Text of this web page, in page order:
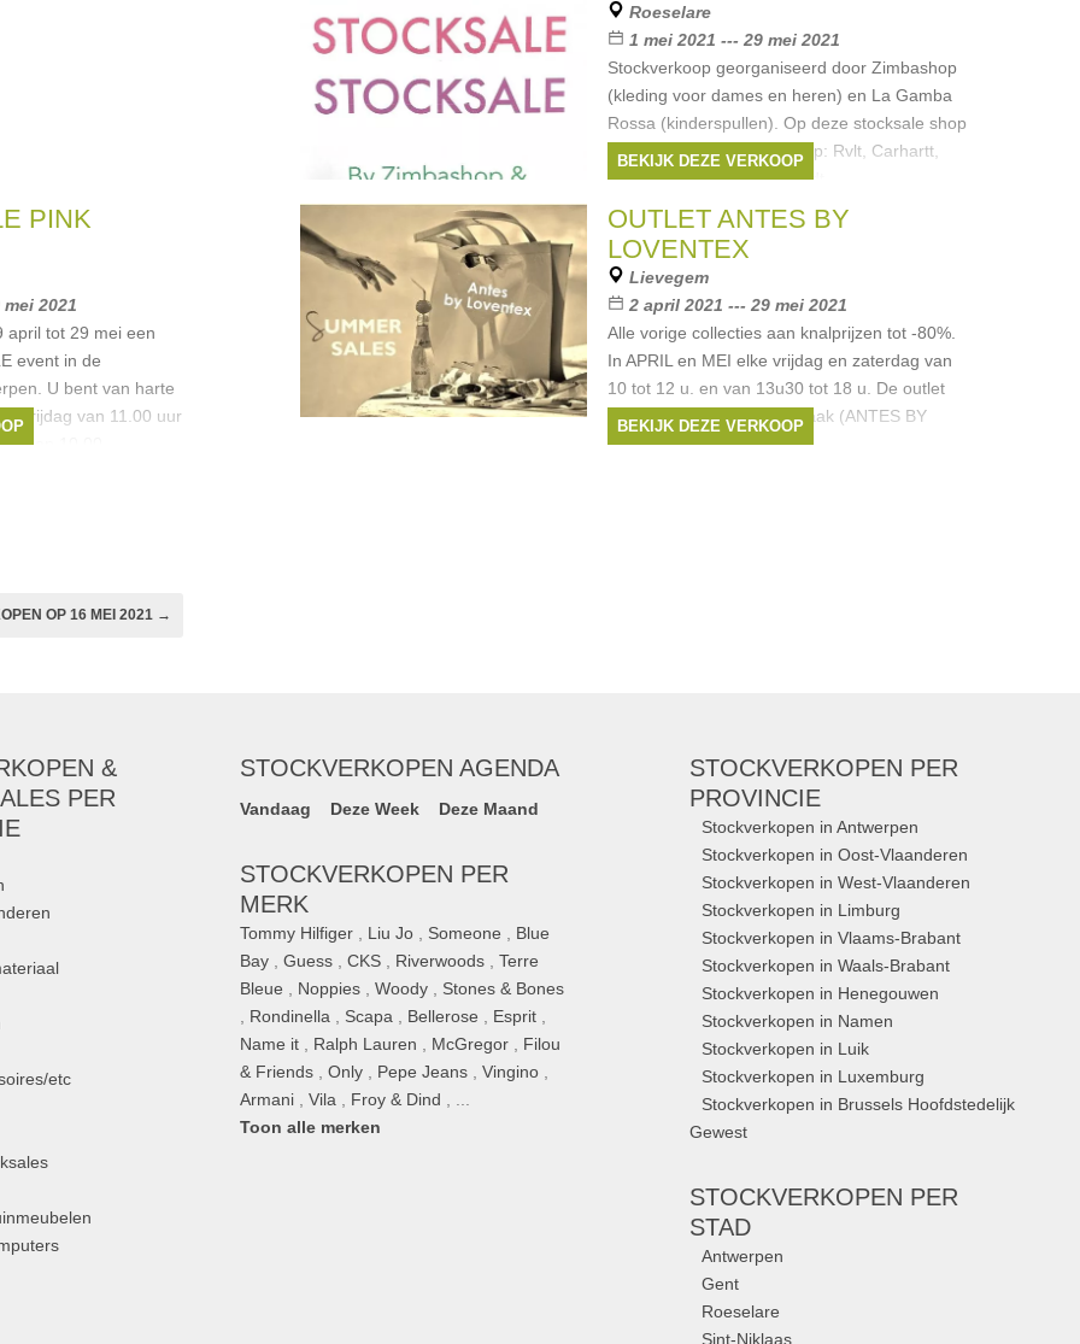
Roeselare
1 mei 2021 --- 29 mei 2021
Stockverkoop georganiseerd door Zimbashop
(kleding voor dames en heren) en La Gamba
Rossa (kinderspullen). Op deze stocksale shop
je merken zoals: Zimbashop: Rvlt, Carhartt,
Dickies, Element, Anerkjendt,
Merken:Lee ,Ichi,MbyM , VANS
CARHARTT , ...
BEKIJK DEZE VERKOOP
PINK
2021
april tot 29 mei een
event in de
U bent van harte
vrijdag van 11.00 uur
van 10.00
OUTLET ANTES BY
LOVENTEX
Lievegem
2 april 2021 --- 29 mei 2021
Alle vorige collecties aan knalprijzen tot -80%.
In APRIL en MEI elke vrijdag en zaterdag van
10 tot 12 u. en van 13u30 tot 18 u. De outlet
bevindt zich achter onze zaak (ANTES BY
LOVENTEX) adres: Grote
BEKIJK DEZE VERKOOP
OP 16 MEI 2021 →
&
PER
etc
STOCKVERKOPEN AGENDA
Vandaag Deze Week Deze Maand
STOCKVERKOPEN PER
MERK
Tommy Hilfiger Liu Jo Someone
Blue
Bay ,Guess ,CKS Riverwoods ,Terre
Bleue
Noppies ,Woody
Stones & Bones
Rondinella Scapa Bellerose Esprit
Name it
Ralph Lauren McGregor
Filou
& Friends ,Only Pepe Jeans ,Vingino
Armani ,Vila Froy & Dind
Toon alle merken
STOCKVERKOPEN PER
PROVINCIE
Stockverkopen in Antwerpen
Stockverkopen in Oost-Vlaanderen
Stockverkopen in West-Vlaanderen
Stockverkopen in Limburg
Stockverkopen in Vlaams-Brabant
Stockverkopen in Waals-Brabant
Stockverkopen in Henegouwen
Stockverkopen in Namen
Stockverkopen in Luik
Stockverkopen in Luxemburg
Stockverkopen in Brussels Hoofdstedelijk
Gewest
STOCKVERKOPEN PER
STAD
Antwerpen
Gent
Roeselare
Sint-Niklaas